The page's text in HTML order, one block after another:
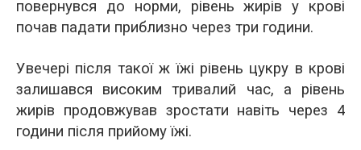
повернувся до норми, рівень жирів у крові
почав падати приблизно через три години.
Увечері після такої ж їжі рівень цукру в крові
залишався високим тривалий час, а рівень
жирів продовжував зростати навіть через 4
години після прийому їжі.